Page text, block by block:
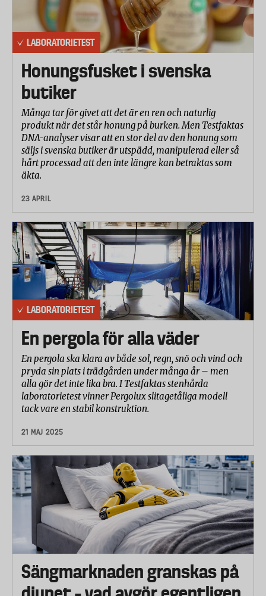
LABORATORIETEST
Honungsfusket i svenska
butiker
Många tar för givet att det är en ren och naturlig
produkt när det står honung på burken. Men Testfaktas
DNA-analyser visar att en stor del av den honung som
säljs i svenska butiker är utspädd, manipulerad eller så
hårt processad att den inte längre kan betraktas som
äkta.
23 APRIL
LABORATORIETEST
En pergola för alla väder
En pergola ska klara av både sol, regn, snö och vind och
pryda sin plats i trädgården under många år – men
alla gör det inte lika bra. I Testfaktas stenhårda
laboratorietest vinner Pergolux slitagetåliga modell
tack vare en stabil konstruktion.
21 MAJ 2025
Sängmarknaden granskas på